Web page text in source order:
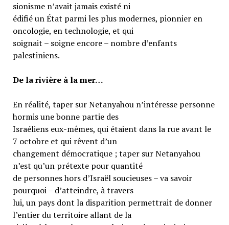
sionisme n’avait jamais existé ni
édifié un État parmi les plus modernes, pionnier en
oncologie, en technologie, et qui
soignait – soigne encore – nombre d’enfants
palestiniens.
De la rivière à la mer…
En réalité, taper sur Netanyahou n’intéresse personne
hormis une bonne partie des
Israéliens eux-mêmes, qui étaient dans la rue avant le
7 octobre et qui rêvent d’un
changement démocratique ; taper sur Netanyahou
n’est qu’un prétexte pour quantité
de personnes hors d’Israël soucieuses – va savoir
pourquoi – d’atteindre, à travers
lui, un pays dont la disparition permettrait de donner
l’entier du territoire allant de la